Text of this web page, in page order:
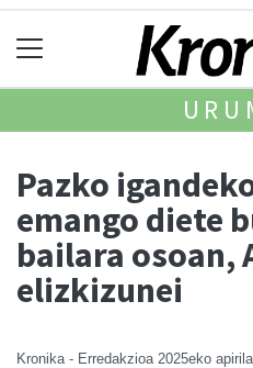
Pazko
emango diete
bailara osoan,
elizkizunei
Kronika - Erredakzioa 2025eko